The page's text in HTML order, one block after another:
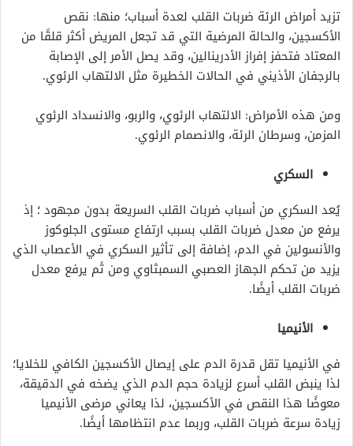
تزيد أمراض الرئة ضربات القلب لعدة أسباب؛ منها: نقص
الأكسجين، والحالة المرضية التي قد تجعل المريض أكثر قلقًا من
المعتاد فتحفز إفراز الأدرينالين، وقد يصل الأمر إلى الإصابة
بالرجفان الأذيني في الحالات الخطيرة مثل الالتهاب الرئوي.
ومن هذه الأمراض: الالتهاب الرئوي، والربو، والانسداد الرئوي
المزمن، وسرطان الرئة، والانصمام الرئوي.
السكري
يُعد السكري من أسباب ضربات القلب السريعة بدون مجهود؛ إذ
يرفع من معدل ضربات القلب بسبب ارتفاع مستوى الجلوكوز
والأنسولين في الدم، إضافة إلى تأثير السكري في الأعصاب الذي
يزيد من تحكم الجهاز العصبي السمبثاوي ومن ثَم يرفع معدل
ضربات القلب أيضًا.
الأنيميا
في الأنيميا تقل قدرة الدم على إيصال الأكسجين الكافي للخلايا؛
لذا ينبض القلب أسرع لزيادة حجم الدم الذي يضخه في الدقيقة،
معوضًا هذا النقص في الأكسجين، لذا يعاني مرضى الأنيميا
زيادة سرعة ضربات القلب، وربما عدم انتظامها أيضًا.